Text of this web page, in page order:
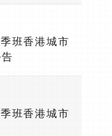
班香港城市
班香港城市